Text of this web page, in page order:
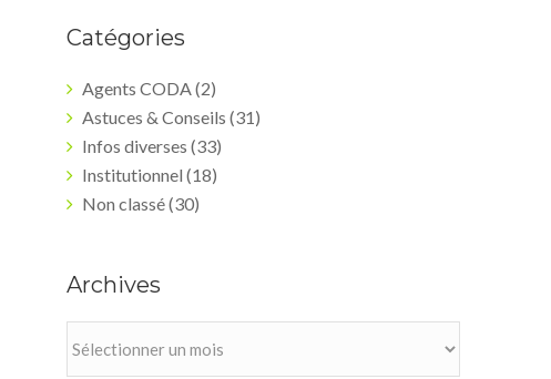
Catégories
Agents CODA(2)
Astuces & Conseils (31)
Infos diverses (33)
Institutionnel (18)
Non classé(30)
Archives